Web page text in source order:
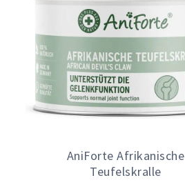
AniForte Afrikanische
Teufelskralle